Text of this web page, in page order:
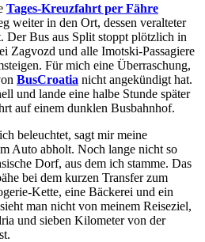
Tages-Kreuzfahrt per Fähre
weiter in den Ort, dessen veralteter
Der Bus aus Split stoppt plötzlich in
Zagvozd und alle Imotski-Passagiere
Für mich eine Überraschung,
BusCroatia nicht angekündigt hat.
und lande eine halbe Stunde später
auf einem dunklen Busbahnhof.
beleuchtet, sagt mir meine
Auto abholt. Noch lange nicht so
Dorf, aus dem ich stamme. Das
bei dem kurzen Transfer zum
Kette, eine Bäckerei und ein
man nicht von meinem Reiseziel,
und sieben Kilometer von der